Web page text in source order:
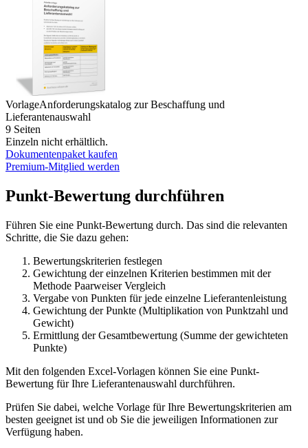
VorlageAnforderungskatalog zur Beschaffung und
Lieferantenauswahl
9 Seiten
Einzeln nicht erhältlich.
Dokumentenpaket kaufen
Premium-Mitglied werden
Punkt-Bewertung durchführen
Führen Sie eine Punkt-Bewertung durch. Das sind die relevanten
Schritte, die Sie dazu gehen:
Bewertungskriterien festlegen
Gewichtung der einzelnen Kriterien bestimmen mit der
Methode Paarweiser Vergleich
Vergabe von Punkten für jede einzelne Lieferantenleistung
Gewichtung der Punkte (Multiplikation von Punktzahl und
Gewicht)
Ermittlung der Gesamtbewertung (Summe der gewichteten
Punkte)
Mit den folgenden Excel-Vorlagen können Sie eine Punkt-
Bewertung für Ihre Lieferantenauswahl durchführen.
Prüfen Sie dabei, welche Vorlage für Ihre Bewertungskriterien am
besten geeignet ist und ob Sie die jeweiligen Informationen zur
Verfügung haben.